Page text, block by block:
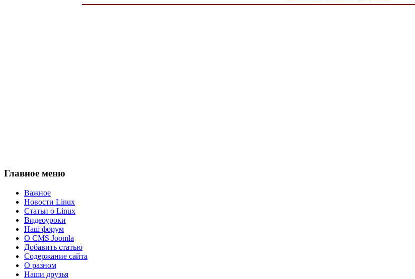
Главное меню
Важное
Новости Linux
Статьи о Linux
Видеоуроки
Наш форум
О CMS Joomla
Добавить статью
Содержание сайта
О разном
Наши друзья